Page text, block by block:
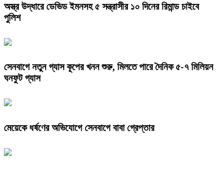
অস্ত্র উদ্ধারে ডেভিড ইমনসহ ৫ সন্ত্রাসীর ১০ দিনের রিমান্ড চাইবে
পুলিশ
সেনবাগে নতুন গ্যাস কূপের খনন শুরু, মিলতে পারে দৈনিক ৫-৭ মিলিয়ন
ঘনফুট গ্যাস
মেয়েকে ধর্ষণের অভিযোগে সেনবাগে বাবা গ্রেপ্তার